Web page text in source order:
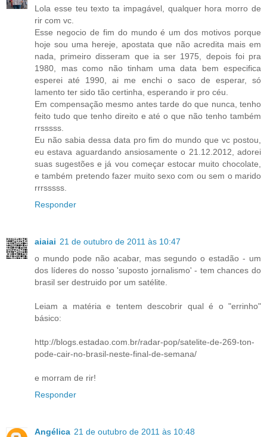
Lola esse teu texto ta impagável, qualquer hora morro de
rir com vc.
Esse negocio de fim do mundo é um dos motivos porque
hoje sou uma hereje, apostata que não acredita mais em
nada, primeiro disseram que ia ser 1975, depois foi pra
1980, mas como não tinham uma data bem especifica
esperei até 1990, ai me enchi o saco de esperar, só
lamento ter sido tão certinha, esperando ir pro céu.
Em compensação mesmo antes tarde do que nunca, tenho
feito tudo que tenho direito e até o que não tenho também
rrsssss.
Eu não sabia dessa data pro fim do mundo que vc postou,
eu estava aguardando ansiosamente o 21.12.2012, adorei
suas sugestões e já vou começar estocar muito chocolate,
e também pretendo fazer muito sexo com ou sem o marido
rrrsssss.
Responder
aiaiai 21 de outubro de 2011 às 10:47
o mundo pode não acabar, mas segundo o estadão - um
dos líderes do nosso 'suposto jornalismo' - tem chances do
brasil ser destruido por um satélite.
Leiam a matéria e tentem descobrir qual é o "errinho"
básico:
http://blogs.estadao.com.br/radar-pop/satelite-de-269-ton-
pode-cair-no-brasil-neste-final-de-semana/
e morram de rir!
Responder
Angélica 21 de outubro de 2011 às 10:48